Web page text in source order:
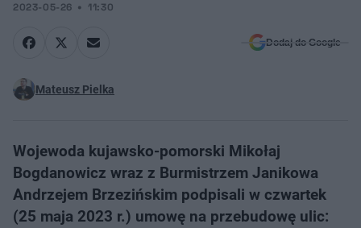
2023-05-26 11:30
Dodaj do Google
Mateusz Pielka
Wojewoda kujawsko-pomorski Mikołaj
Bogdanowicz wraz z Burmistrzem Janikowa
Andrzejem Brzezińskim podpisali w czwartek
(25 maja 2023 r.) umowę na przebudowę ulic: